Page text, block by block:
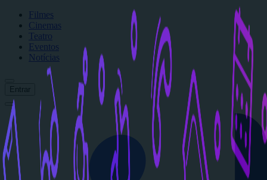
Filmes
Cinemas
Teatro
Eventos
Notícias
Entrar
Início
Filmes
Cinemas
Teatro
Eventos
Notícias